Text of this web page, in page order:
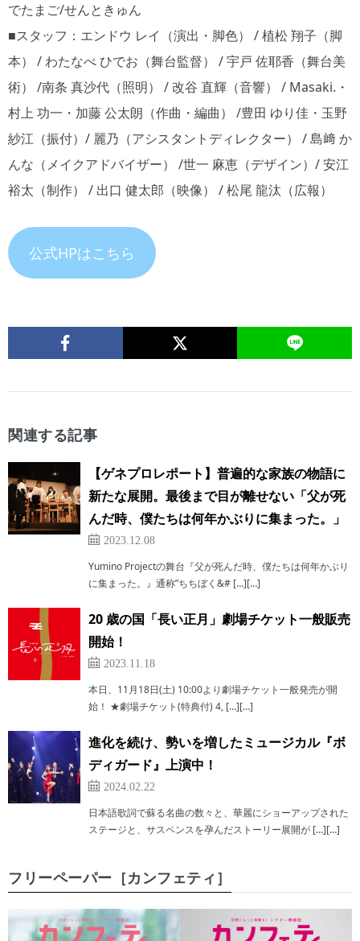
でたまご/せんときゅん
■スタッフ：エンドウ レイ（演出・脚色） / 植松 翔子（脚
本） / わたなべ ひでお（舞台監督） / 宇戸 佐耶香（舞台美
術） /南条 真沙代（照明） / 改谷 直輝（音響） / Masaki.・
村上 功一・加藤 公太朗（作曲・編曲） /豊田 ゆり佳・玉野
紗江（振付）/ 麗乃（アシスタントディレクター） / 島﨑 か
んな（メイクアドバイザー） /世一 麻恵（デザイン）/ 安江
裕太（制作） / 出口 健太郎（映像） / 松尾 龍汰（広報）
​公式HPはこちら
関連する記事
【ゲネプロレポート】普遍的な家族の物語に
新たな展開。最後まで目が離せない「父が死
んだ時、僕たちは何年かぶりに集まった。」
2023.12.08
Yumino Projectの舞台『父が死んだ時、僕たちは何年かぶり
に集まった。』通称”ちちぼく&# […][…]
20 歳の国「長い正月」劇場チケット一般販売
開始！
2023.11.18
本日、11月18日(土) 10:00より劇場チケット一般発売が開
始！ ★劇場チケット(特典付) 4, […][…]
進化を続け、勢いを増したミュージカル『ボ
ディガード』上演中！
2024.02.22
日本語歌詞で蘇る名曲の数々と、華麗にショーアップされた
ステージと、サスペンスを孕んだストーリー展開が […][…]
フリーペーパー［カンフェティ］